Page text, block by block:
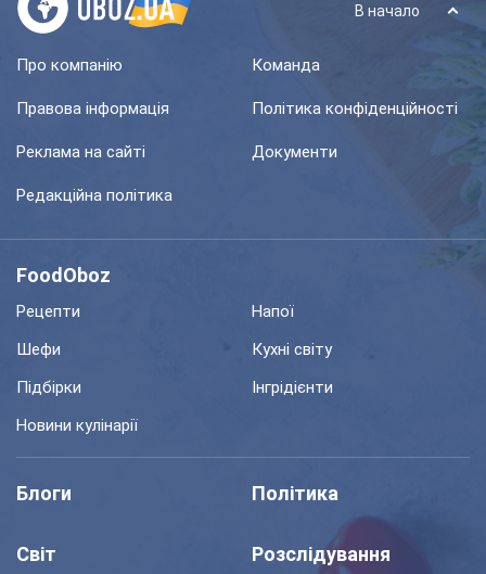
В начало
Про компанію Команда
Правова інформація Політика конфіденційності
Реклама на сайті Документи
Редакційна політика
FoodOboz
Рецепти
Напої
Шефи
Кухні світу
Підбірки
Інгрідієнти
Новини кулінарії
Блоги Політика
Світ Розслідування